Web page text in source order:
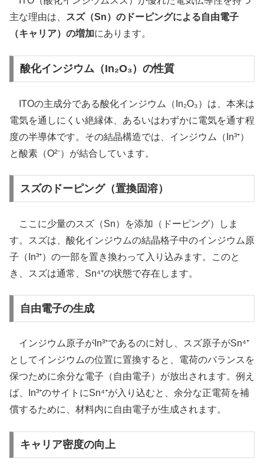
主な理由は、
スズ（Sn）のドーピングによる自由電子
（キャリア）の増加にあります。
酸化インジウム（In₂O₃）の性質
ITOの主成分である酸化インジウム（In₂O₃）は、本来は
電気を通しにくい絶縁体、あるいはわずかに電気を通す程
度の半導体です。その結晶構造では、インジウム（In³⁺）
と酸素（O²⁻）が結合しています。
スズのドーピング（置換固溶）
ここに少量のスズ（Sn）を添加（ドーピング）しま
す。スズは、酸化インジウムの結晶格子中のインジウム原
子（In³⁺）の一部を置き換わって入り込みます。このと
き、スズは通常、Sn⁴⁺の状態で存在します。
自由電子の生成
インジウム原子がIn³⁺であるのに対し、スズ原子がSn⁴⁺
としてインジウムの位置に置換すると、電荷のバランスを
保つために余分な電子（自由電子）が放出されます。例え
ば、In³⁺のサイトにSn⁴⁺が入り込むと、余分な正電荷を補
償するために、材料内に自由電子が生成されます。
キャリア密度の向上